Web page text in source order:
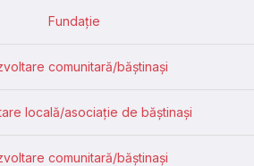
Fundație
comunitară/băștinași
locală/asociație de băștinași
comunitară/băștinași